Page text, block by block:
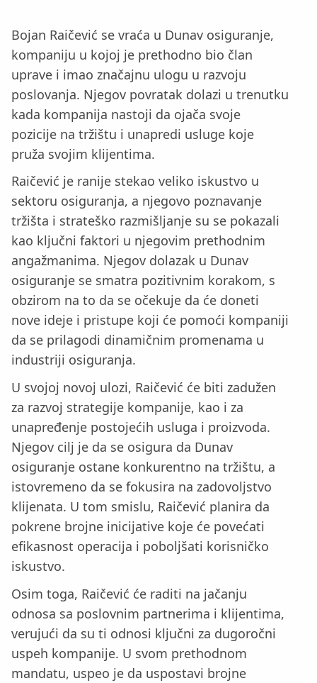
Bojan Raičević se vraća u Dunav osiguranje,
kompaniju u kojoj je prethodno bio član
uprave i imao značajnu ulogu u razvoju
poslovanja. Njegov povratak dolazi u trenutku
kada kompanija nastoji da ojača svoje
pozicije na tržištu i unapredi usluge koje
pruža svojim klijentima.
Raičević je ranije stekao veliko iskustvo u
sektoru osiguranja, a njegovo poznavanje
tržišta i strateško razmišljanje su se pokazali
kao ključni faktori u njegovim prethodnim
angažmanima. Njegov dolazak u Dunav
osiguranje se smatra pozitivnim korakom, s
obzirom na to da se očekuje da će doneti
nove ideje i pristupe koji će pomoći kompaniji
da se prilagodi dinamičnim promenama u
industriji osiguranja.
U svojoj novoj ulozi, Raičević će biti zadužen
za razvoj strategije kompanije, kao i za
unapređenje postojećih usluga i proizvoda.
Njegov cilj je da se osigura da Dunav
osiguranje ostane konkurentno na tržištu, a
istovremeno da se fokusira na zadovoljstvo
klijenata. U tom smislu, Raičević planira da
pokrene brojne inicijative koje će povećati
efikasnost operacija i poboljšati korisničko
iskustvo.
Osim toga, Raičević će raditi na jačanju
odnosa sa poslovnim partnerima i klijentima,
verujući da su ti odnosi ključni za dugoročni
uspeh kompanije. U svom prethodnom
mandatu, uspeo je da uspostavi brojne